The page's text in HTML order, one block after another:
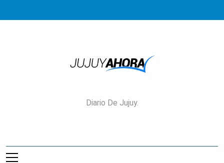
Jujuy Ahora!
Diario De Jujuy.